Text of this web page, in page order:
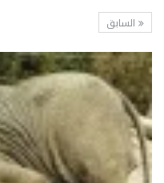
السابق